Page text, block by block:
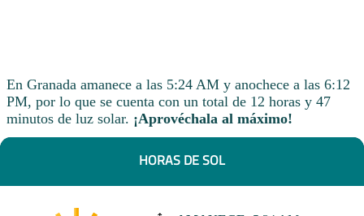
En Granada amanece a las 5:24 AM y anochece a las 6:12
PM, por lo que se cuenta con un total de 12 horas y 47
minutos de luz solar. ¡Aprovéchala al máximo!
HORAS DE SOL